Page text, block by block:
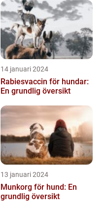
14 januari 2024
Rabiesvaccin för hundar:
En grundlig översikt
13 januari 2024
Munkorg för hund: En
grundlig översikt